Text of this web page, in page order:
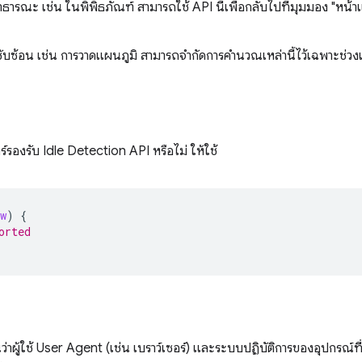
ารณะ เช่น ในพิพิธภัณฑ์ สามารถใช้ API นี้เพื่อกลับไปที่มุมมอง "หน้า
อน เช่น การวาดแผนภูมิ สามารถจำกัดการคำนวณเหล่านี้ไว้เฉพาะช่ว
ร์รองรับ Idle Detection API หรือไม่ ให้ใช้
)
{
ใช้ User Agent (เช่น เบราว์เซอร์) และระบบปฏิบัติการของอุปกรณ์